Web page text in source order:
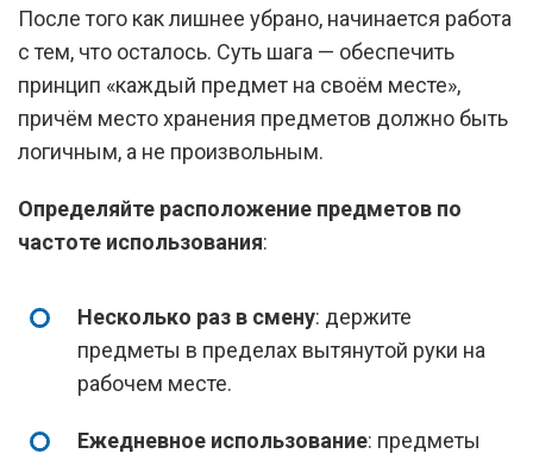
После того как лишнее убрано, начинается работа
с тем, что осталось. Суть шага — обеспечить
принцип «каждый предмет на своём месте»,
причём место хранения предметов должно быть
логичным, а не произвольным.
Определяйте расположение предметов по
частоте использования:
Несколько раз в смену: держите
предметы в пределах вытянутой руки на
рабочем месте.
Ежедневное использование: предметы